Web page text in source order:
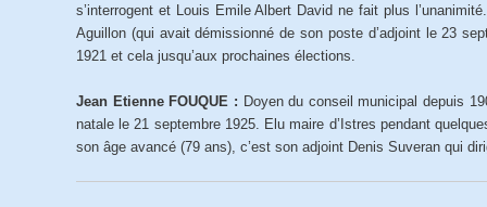
s’interrogent et Louis Emile Albert David ne fait plus
Aguillon (qui avait démissionné de son poste d’adjoint le 23
1921 et cela jusqu’aux prochaines élections.
Jean Etienne FOUQUE : Doyen du conseil municipal depuis
natale le 21 septembre 1925. Elu maire d’Istres pendant
son âge avancé (79 ans), c’est son adjoint Denis Suveran qui